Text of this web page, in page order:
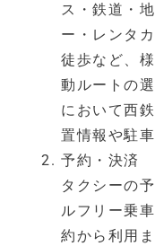
ス・鉄道・
ー・レンタ
徒歩など、
動ルートの
において西
置情報や駐
予約・決済
タクシーの
ルフリー乗
約から利用